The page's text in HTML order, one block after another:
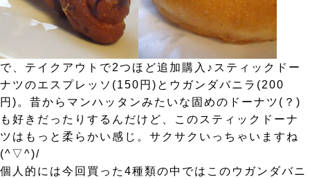
で、テイクアウトで2つほど追加購入♪スティックドー
ナツのエスプレッソ(150円)とウガンダバニラ(200
円)。昔からマンハッタンみたいな固めのドーナツ(？)
も好きだったりするんだけど、このスティックドーナ
ツはもっと柔らかい感じ。サクサクいっちゃいますね
(^▽^)/
個人的には今回買った4種類の中ではこのウガンダバニ